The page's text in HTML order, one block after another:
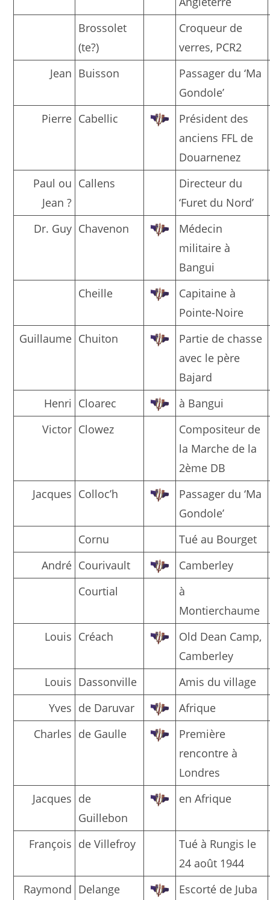
Brossolet
(te?)
Croqueur de
verres, PCR2
Jean Buisson
Passager du ‘Ma
Gondole’
Pierre Cabellic
Président des
anciens FFL de
Douarnenez
Paul ou
Jean ?
Callens
Directeur du
‘Furet du Nord’
Dr. Guy Chavenon
Médecin
militaire à
Bangui
Cheille
Capitaine à
Pointe-Noire
Guillaume Chuiton
Partie de chasse
avec le père
Bajard
Henri Cloarec
à Bangui
Victor Clowez
Compositeur de
la Marche de la
2ème DB
Jacques Colloc’h
Passager du ‘Ma
Gondole’
Cornu
Tué au Bourget
André Courivault
Camberley
Courtial
à
Montierchaume
Louis Créach
Old Dean Camp,
Camberley
Louis Dassonville
Amis du village
Yves de Daruvar
Afrique
Charles de Gaulle
Première
rencontre à
Londres
Jacques de
Guillebon
en Afrique
François de Villefroy
Tué à Rungis le
24 août 1944
Raymond Delange
Escorté de Juba